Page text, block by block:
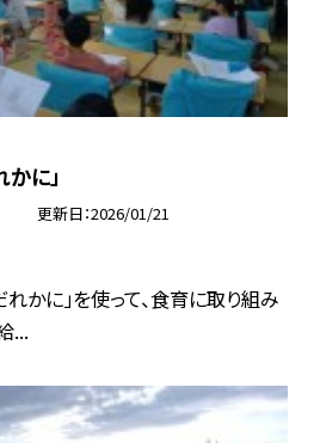
に」
更新日 2026/01/21
かに」を使って、食育に取り組み
...